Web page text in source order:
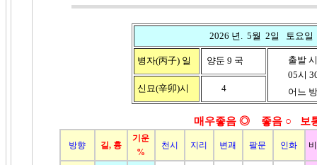
2026 년. 5월 2일 토요일
병자(丙子) 일 양둔 9 국
출발 시
05시 30
어느 방
신묘(辛卯)시 4
매우좋음 ◎ 좋음 ○ 보
방향 길, 흉
기운
%
천시 지리 변괘 팔문 인화